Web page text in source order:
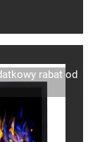
rabat od